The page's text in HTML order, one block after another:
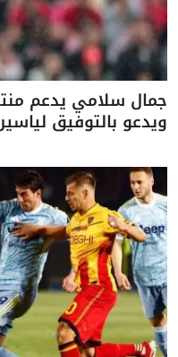
جمال سلامي يدعم
ويدعو بالتوفيق